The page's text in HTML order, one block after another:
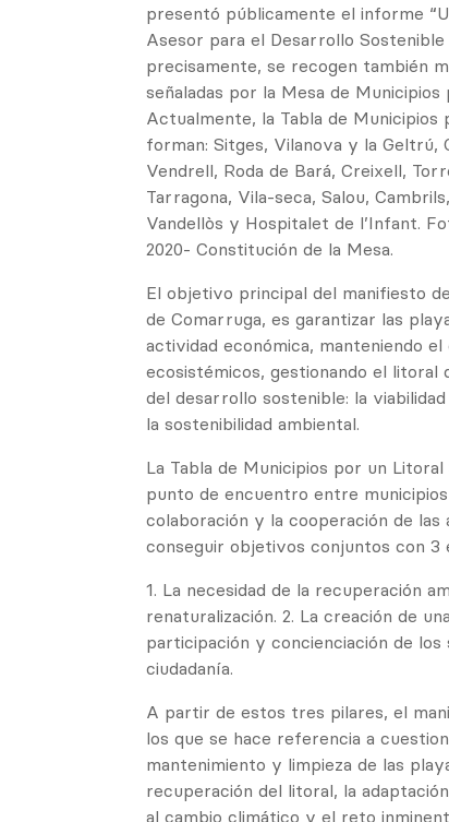
presentó públicamente el informe
Asesor para el Desarrollo Sostenible
precisamente, se recogen también
señaladas por la Mesa de
Actualmente, la Tabla de Municipios
forman: Sitges, Vilanova y la Geltrú,
Vendrell, Roda de Bará, Creixell,
Tarragona, Vila-seca, Salou,
Vandellòs y Hospitalet de l’Infant.
2020- Constitución de la Mesa.
El objetivo principal del manifiesto
de Comarruga, es garantizar las
actividad económica, manteniendo
ecosistémicos, gestionando el
del desarrollo sostenible: la
la sostenibilidad ambiental.
La Tabla de Municipios por un
punto de encuentro entre
colaboración y la cooperación de las
conseguir objetivos conjuntos con 3
1. La necesidad de la recuperación
renaturalización. 2. La creación de
participación y concienciación de
ciudadanía.
A partir de estos tres pilares, el
los que se hace referencia a
mantenimiento y limpieza de las
recuperación del litoral, la
al cambio climático y el reto